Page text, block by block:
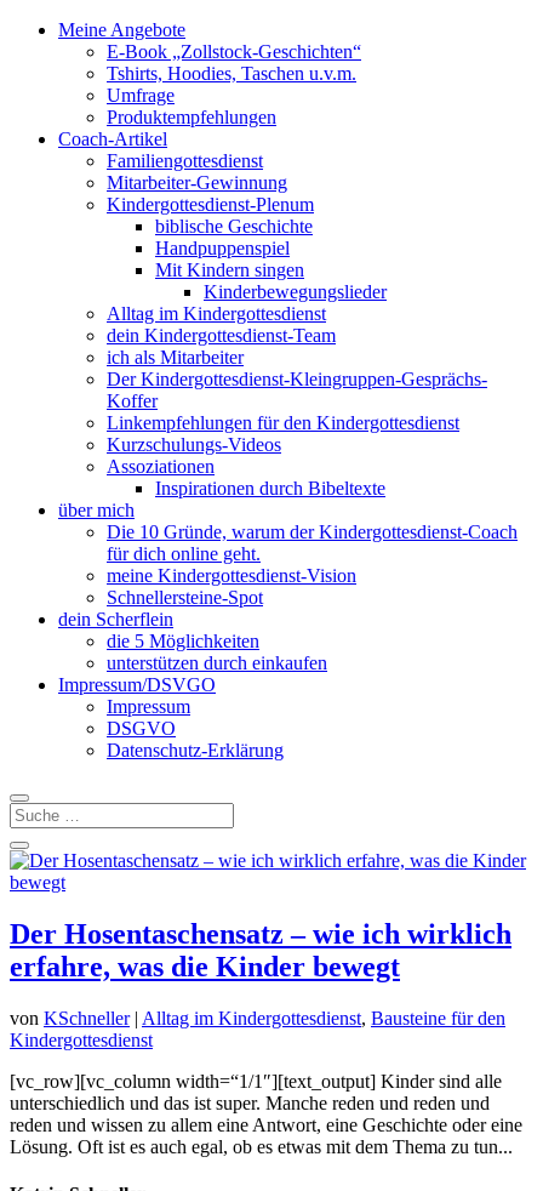
Meine Angebote
E-Book „Zollstock-Geschichten“
Tshirts, Hoodies, Taschen u.v.m.
Umfrage
Produktempfehlungen
Coach-Artikel
Familiengottesdienst
Mitarbeiter-Gewinnung
Kindergottesdienst-Plenum
biblische Geschichte
Handpuppenspiel
Mit Kindern singen
Kinderbewegungslieder
Alltag im Kindergottesdienst
dein Kindergottesdienst-Team
ich als Mitarbeiter
Der Kindergottesdienst-Kleingruppen-Gesprächs-
Koffer
Linkempfehlungen für den Kindergottesdienst
Kurzschulungs-Videos
Assoziationen
Inspirationen durch Bibeltexte
über mich
Die 10 Gründe, warum der Kindergottesdienst-Coach
für dich online geht.
meine Kindergottesdienst-Vision
Schnellersteine-Spot
dein Scherflein
die 5 Möglichkeiten
unterstützen durch einkaufen
Impressum/DSVGO
Impressum
DSGVO
Datenschutz-Erklärung
Der Hosentaschensatz – wie ich wirklich
erfahre, was die Kinder bewegt
von KSchneller| Alltag im Kindergottesdienst, Bausteine für den
Kindergottesdienst
[vc_row][vc_column width=“1/1″][text_output] Kinder sind alle
unterschiedlich und das ist super. Manche reden und reden und
reden und wissen zu allem eine Antwort, eine Geschichte oder eine
Lösung. Oft ist es auch egal, ob es etwas mit dem Thema zu tun...